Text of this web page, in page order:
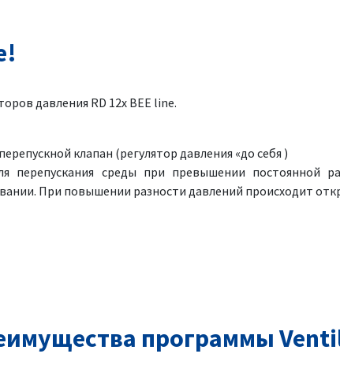
давления RD 12x BEE line.
клапан (регулятор давления «до себя )
перепускания среды при превышении постоянной
При повышении разности давлений происходит
программы